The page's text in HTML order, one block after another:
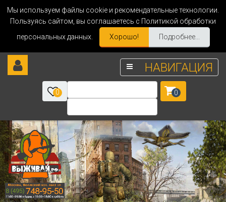
Мы используем файлы cookie и рекомендательные технологии.
Пользуясь сайтом, вы соглашаетесь с Политикой обработки
персональных данных.
Хорошо! Подробнее...
НАВИГАЦИЯ
0 0